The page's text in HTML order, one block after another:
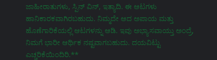
ಜಾಹೀರಾತುಗಳು, ಸ್ಪಿನ್ ವಿನ್, ಇತ್ಯಾದಿ. ಈ ಆಟಗಳು
ಹಾನಿಕಾರಕವಾಗಿರಬಹುದು. ನಿಮ್ಮದೇ ಆದ ಅಪಾಯ ಮತ್ತು
ಹೊಣೆಗಾರಿಕೆಯಲ್ಲಿ ಆಟಗಳನ್ನು ಆಡಿ. ಇವು ಅಭ್ಯಾಸವಾಯ್ತು ಅಂದ್ರೆ,
ನಿಮಗೆ ಭಾರೀ ಆರ್ಥಿಕ ನಷ್ಟವಾಗಬಹುದು. ದಯವಿಟ್ಟು
ಎಚ್ಚರಿಕೆಯಿಂದಿರಿ.**